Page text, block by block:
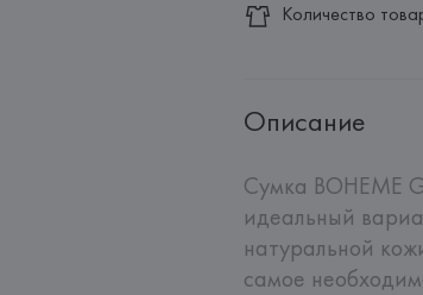
Количество
Описание
Сумка BOHEME
идеальный
натуральной
самое